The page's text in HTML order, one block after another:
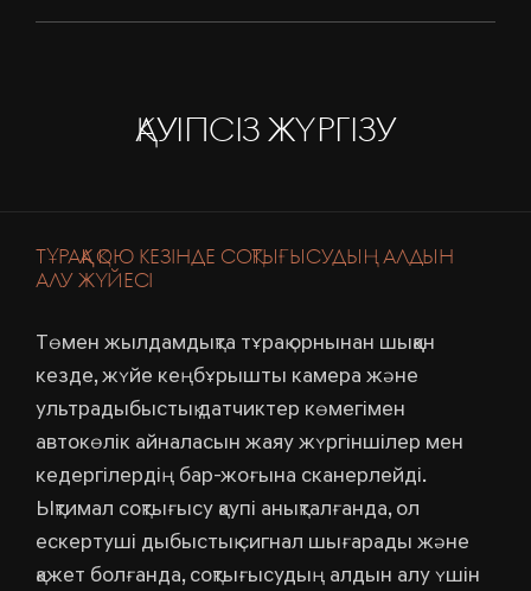
ҚАУІПСІЗ ЖҮРГІЗУ
ТҰРАҚҚА ҚОЮ КЕЗІНДЕ СОҚТЫҒЫСУДЫҢ АЛДЫН
АЛУ ЖҮЙЕСІ
Төмен жылдамдықта тұрақ орнынан шыққан
кезде, жүйе кеңбұрышты камера және
ультрадыбыстық датчиктер көмегімен
автокөлік айналасын жаяу жүргіншілер мен
кедергілердің бар-жоғына сканерлейді.
Ықтимал соқтығысу қаупі анықталғанда, ол
ескертуші дыбыстық сигнал шығарады және
қажет болғанда, соқтығысудың алдын алу үшін